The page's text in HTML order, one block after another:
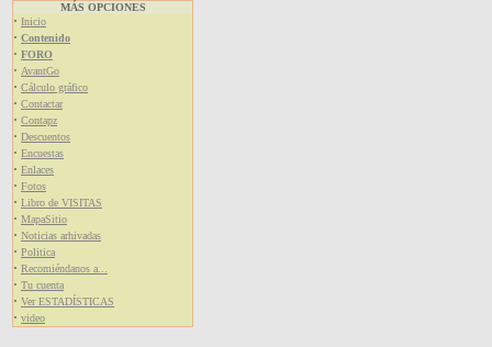
MÁS OPCIONES
· Inicio
· Contenido
· FORO
· AvantGo
· Cálculo gráfico
· Contactar
· Contapz
· Descuentos
· Encuestas
· Enlaces
· Fotos
· Libro de VISITAS
· MapaSitio
· Noticias arhivadas
· Politica
· Recomiéndanos a...
· Tu cuenta
· Ver ESTADÍSTICAS
· video